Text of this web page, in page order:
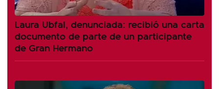
Laura Ubfal, denunciada: recibió una carta
documento de parte de un participante
de Gran Hermano